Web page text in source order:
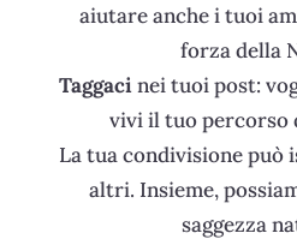
aiutare anche i tuoi
forza della
Taggacinei tuoi post:
vivi il tuo percorso
La tua condivisione può
altri. Insieme,
saggezza